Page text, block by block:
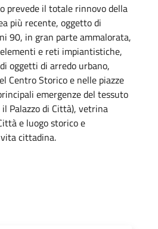
prevede il totale rinnovo della
più recente, oggetto di
90, in gran parte ammalorata,
e reti impiantistiche,
oggetti di arredo urbano,
Centro Storico e nelle piazze
emergenze del tessuto
Palazzo di Città), vetrina
e luogo storico e
cittadina.